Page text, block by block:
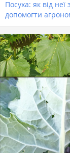
Посуха: як від
допомогти